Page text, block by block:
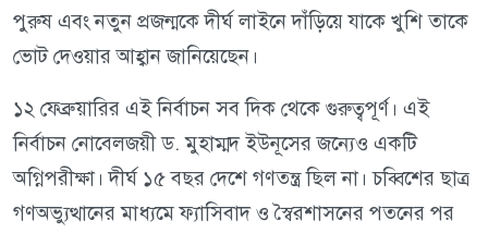
পুরুষ এবং নতুন প্রজন্মকে দীর্ঘ লাইনে দাঁড়িয়ে যাকে খুশি তাকে
ভোট দেওয়ার আহ্বান জানিয়েছেন।
১২ ফেব্রুয়ারির এই নির্বাচন সব দিক থেকে গুরুত্বপূর্ণ। এই
নির্বাচন নোবেলজয়ী ড. মুহাম্মদ ইউনূসের জন্যেও একটি
অগ্নিপরীক্ষা। দীর্ঘ ১৫ বছর দেশে গণতন্ত্র ছিল না। চব্বিশের ছাত্র
গণঅভ্যুত্থানের মাধ্যমে ফ্যাসিবাদ ও স্বৈরশাসনের পতনের পর